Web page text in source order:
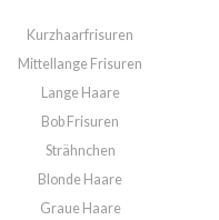
Kurzhaarfrisuren
Mittellange Frisuren
Lange Haare
Bob Frisuren
Strähnchen
Blonde Haare
Graue Haare